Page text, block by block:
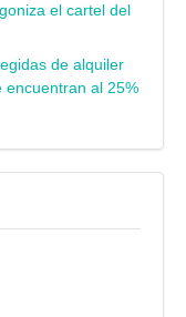
el cartel del
de alquiler
encuentran al 25%